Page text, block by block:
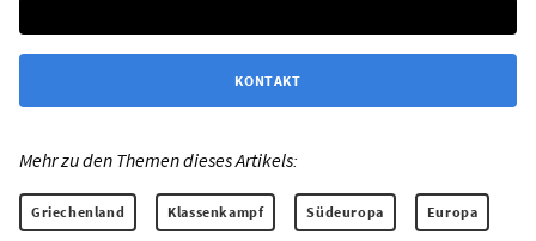
KONTAKT
Mehr zu den Themen dieses Artikels:
Griechenland Klassenkampf Südeuropa Europa